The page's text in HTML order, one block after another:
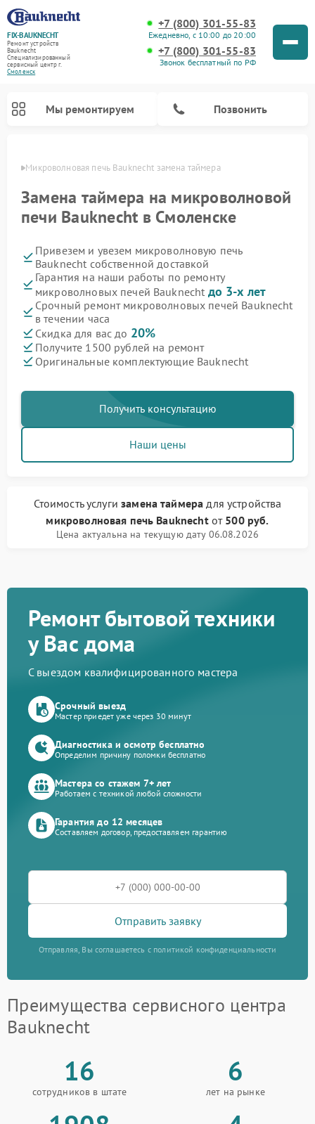
FIX-BAUKNECHT
Ремонт устройств
Bauknecht
Специализированный
cервисный центр г.
Смоленск
+7 (800) 301-55-83
Ежедневно, с 10:00 до 20:00
+7 (800) 301-55-83
Звонок бесплатный по РФ
Мы ремонтируем Позвонить
Микроволновая печь Bauknecht замена таймера
Замена таймера на микроволновой
печи Bauknecht в Смоленске
Привезем и увезем микроволновую печь
Bauknecht собственной доставкой
Гарантия на наши работы по ремонту
микроволновых печей Bauknecht до 3-х лет
Срочный ремонт микроволновых печей Bauknecht
в течении часа
Скидка для вас до 20%
Получите 1500 рублей на ремонт
Оригинальные комплектующие Bauknecht
Получить консультацию
Наши цены
Стоимость услугизамена таймера для устройства
микроволновая печь Bauknechtот 500 руб.
Цена актуальна на текущую дату 06.08.2026
Ремонт бытовой техники
у Вас дома
С выездом квалифицированного мастера
Срочный выезд
Мастер приедет уже через 30 минут
Диагностика и осмотр бесплатно
Определим причину поломки бесплатно
Мастера со стажем 7+ лет
Работаем с техникой любой сложности
Гарантия до 12 месяцев
Составляем договор, предоставляем гарантию
Отправить заявку
Отправляя, Вы соглашаетесь с политикой конфиденциальности
Преимущества сервисного центра
Bauknecht
16
сотрудников в штате
6
лет на рынке